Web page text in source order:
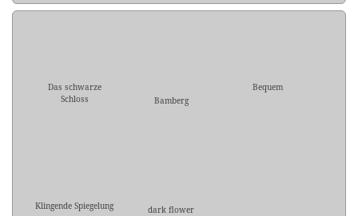
Das schwarze
Schloss
Bamberg
Bequem
Klingende Spiegelung
dark flower